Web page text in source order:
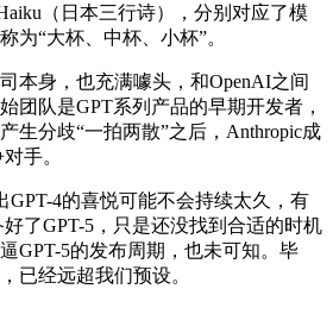
（日本三行诗），分别对应了模
为“大杯、中杯、小杯”。
身，也充满噱头，和OpenAI之间
团队是GPT系列产品的早期开发者，
生分歧“一拍两散”之后，Anthropic成
手。
4的喜悦可能不会持续太久，有
了GPT-5，只是还没找到合适的时机
GPT-5的发布周期，也未可知。毕
已经远超我们预设。